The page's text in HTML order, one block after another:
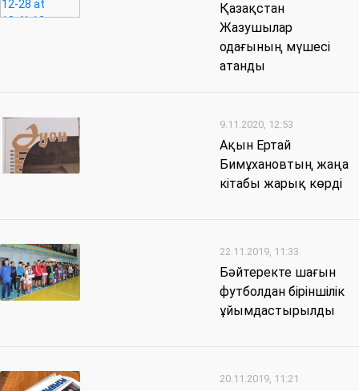
Қазақстан
Жазушылар
одағының мүшесі
атанды
9.11.2020, 12:53
Ақын Ертай
Бимұхановтың жаңа
кітабы жарық көрді
22.11.2019, 11:33
Бәйтеректе шағын
футболдан біріншілік
ұйымдастырылды
20.11.2019, 11:21